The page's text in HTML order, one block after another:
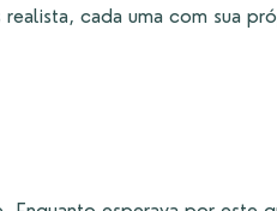
cada uma com sua